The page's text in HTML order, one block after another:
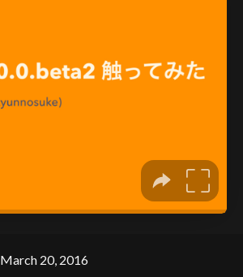
March 20, 2016